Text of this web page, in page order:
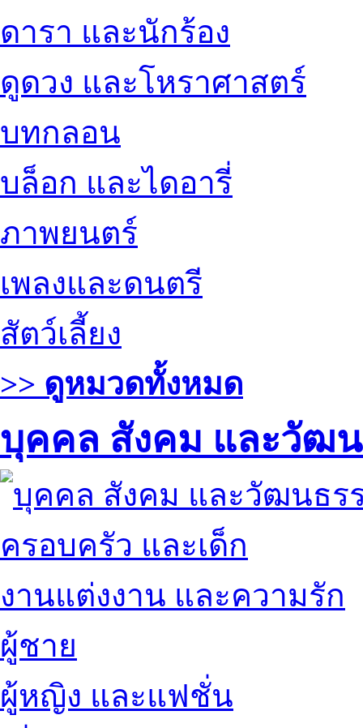
ดารา และนักร้อง
ดูดวง และโหราศาสตร์
บทกลอน
บล็อก และไดอารี่
ภาพยนตร์
เพลงและดนตรี
สัตว์เลี้ยง
>> ดูหมวดทั้งหมด
บุคคล สังคม และวัฒ
ครอบครัว และเด็ก
งานแต่งงาน และความรัก
ผู้ชาย
ผู้หญิง และแฟชั่น